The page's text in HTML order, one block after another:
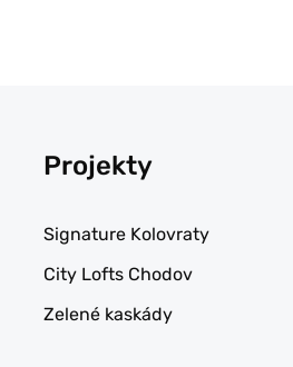
Projekty
Signature Kolovraty
City Lofts Chodov
Zelené kaskády